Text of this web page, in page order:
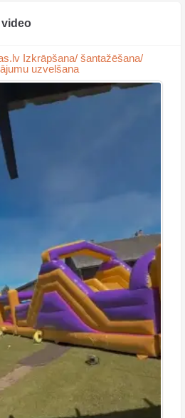
Izkrāpšana/ šantažēšana/
uzvelšana